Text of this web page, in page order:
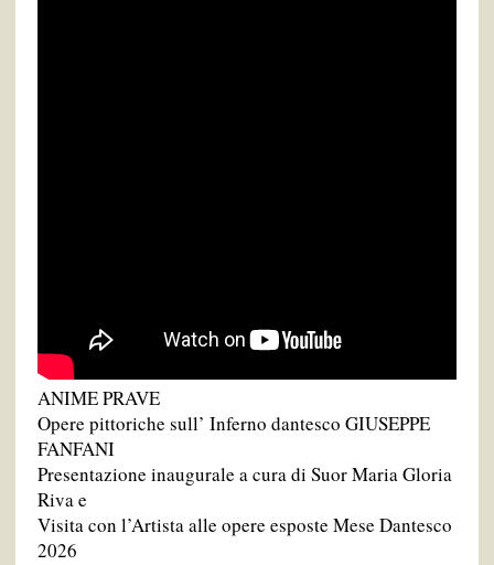
ANIME PRAVE
Opere pittoriche sull’ Inferno dantesco GIUSEPPE
FANFANI
Presentazione inaugurale a cura di Suor Maria Gloria
Riva e
Visita con l’Artista alle opere esposte Mese Dantesco
2026